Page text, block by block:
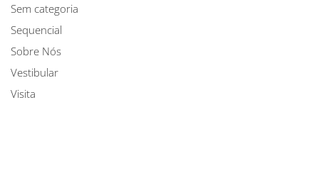
Sem categoria
Sequencial
Sobre Nós
Vestibular
Visita